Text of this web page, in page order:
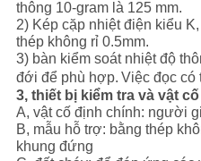
thông 10-gram là 125 mm.
2) Kép cặp nhiệt điện kiểu
thép không rỉ 0.5mm.
3) bàn kiểm soát nhiệt độ
đới để phù hợp. Việc đọc
3, thiết bị kiểm tra và vật
A, vật cố định chính: người
B, mẫu hỗ trợ: bằng thép
khung đứng